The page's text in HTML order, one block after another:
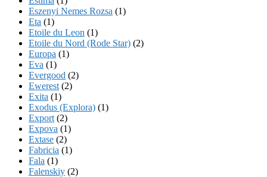
Eszenyi Nemes Rozsa (1)
Eta (1)
Etoile du Leon (1)
Etoile du Nord (Rode Star) (2)
Europa (1)
Eva (1)
Evergood (2)
Ewerest (2)
Exita (1)
Exodus (Explora) (1)
Export (2)
Expova (1)
Extase (2)
Fabricia (1)
Fala (1)
Falenskiy (2)